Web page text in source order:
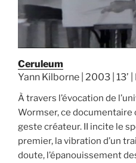
Ceruleum
Yann Kilborne | 2003 | 13’ |
À travers l’évocation de
Wormser, ce documentaire
geste créateur. II incite le
premier, la vibration d’un
doute, l’épanouissement